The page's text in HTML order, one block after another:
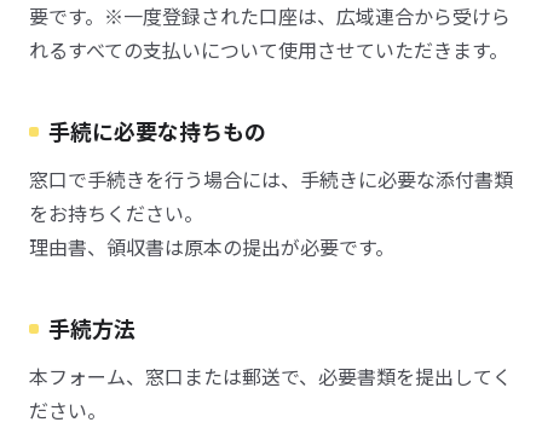
要です。※一度登録された口座は、広域連合から受けら
れるすべての支払いについて使用させていただきます。
手続に必要な持ちもの
窓口で手続きを行う場合には、手続きに必要な添付書類
をお持ちください。
理由書、領収書は原本の提出が必要です。
手続方法
本フォーム、窓口または郵送で、必要書類を提出してく
ださい。